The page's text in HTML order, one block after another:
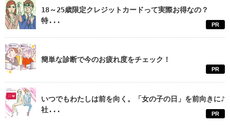
18～25歳限定クレジットカードって実際お得なの？
特...
PR
簡単な診断で今のお疲れ度をチェック！
PR
いつでもわたしは前を向く。「女の子の日」を前向きに♪
社...
PR